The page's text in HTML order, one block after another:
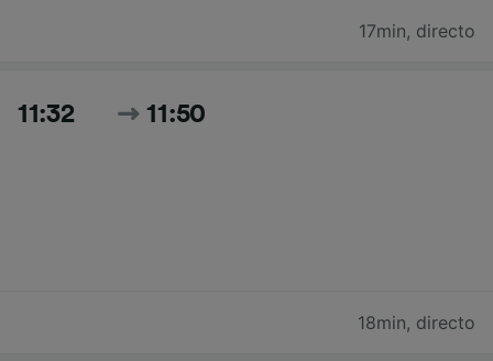
17min, directo
11:32 11:50
18min, directo